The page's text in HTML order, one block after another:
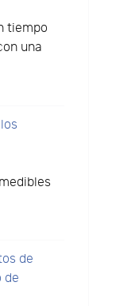
tiempo
una
de
de